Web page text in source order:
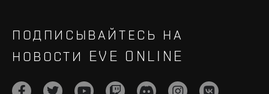
ПОДПИСЫВАЙТЕСЬ НА
НОВОСТИ EVE ONLINE